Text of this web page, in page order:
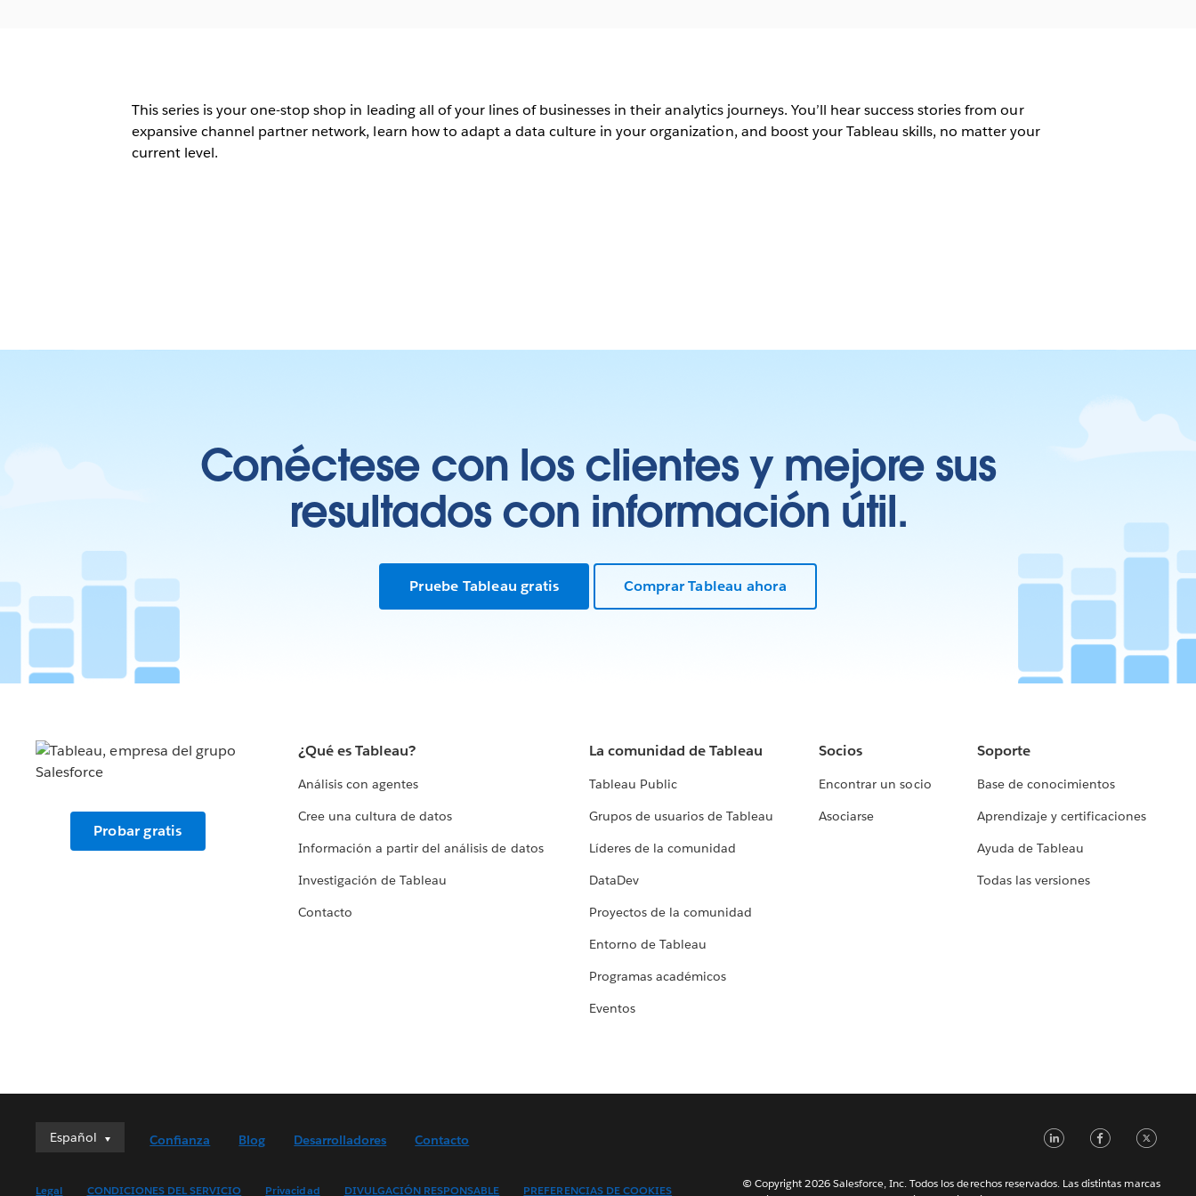
This series is your one-stop shop in leading all of your lines of businesses in their analytics journeys. You’ll hear success stories from our
expansive channel partner network, learn how to adapt a data culture in your organization, and boost your Tableau skills, no matter your
current level.
Conéctese con los clientes y mejore sus
resultados con información útil.
Pruebe Tableau gratis Comprar Tableau ahora
Probar gratis
¿Qué es Tableau?
Análisis con agentes
Cree una cultura de datos
Información a partir del análisis de datos
Investigación de Tableau
Contacto
La comunidad de Tableau
Tableau Public
Grupos de usuarios de Tableau
Líderes de la comunidad
DataDev
Proyectos de la comunidad
Entorno de Tableau
Programas académicos
Eventos
Socios
Encontrar un socio
Asociarse
Soporte
Base de conocimientos
Aprendizaje y certificaciones
Ayuda de Tableau
Todas las versiones
Español
Español
English (UK)
Confianza Blog Desarrolladores Contacto
Legal CONDICIONES DEL SERVICIO Privacidad DIVULGACIÓN RESPONSABLE PREFERENCIAS DE COOKIES
LinkedIn
© Copyright 2026 Salesforce, Inc. Todos los derechos reservados. Las distintas marcas